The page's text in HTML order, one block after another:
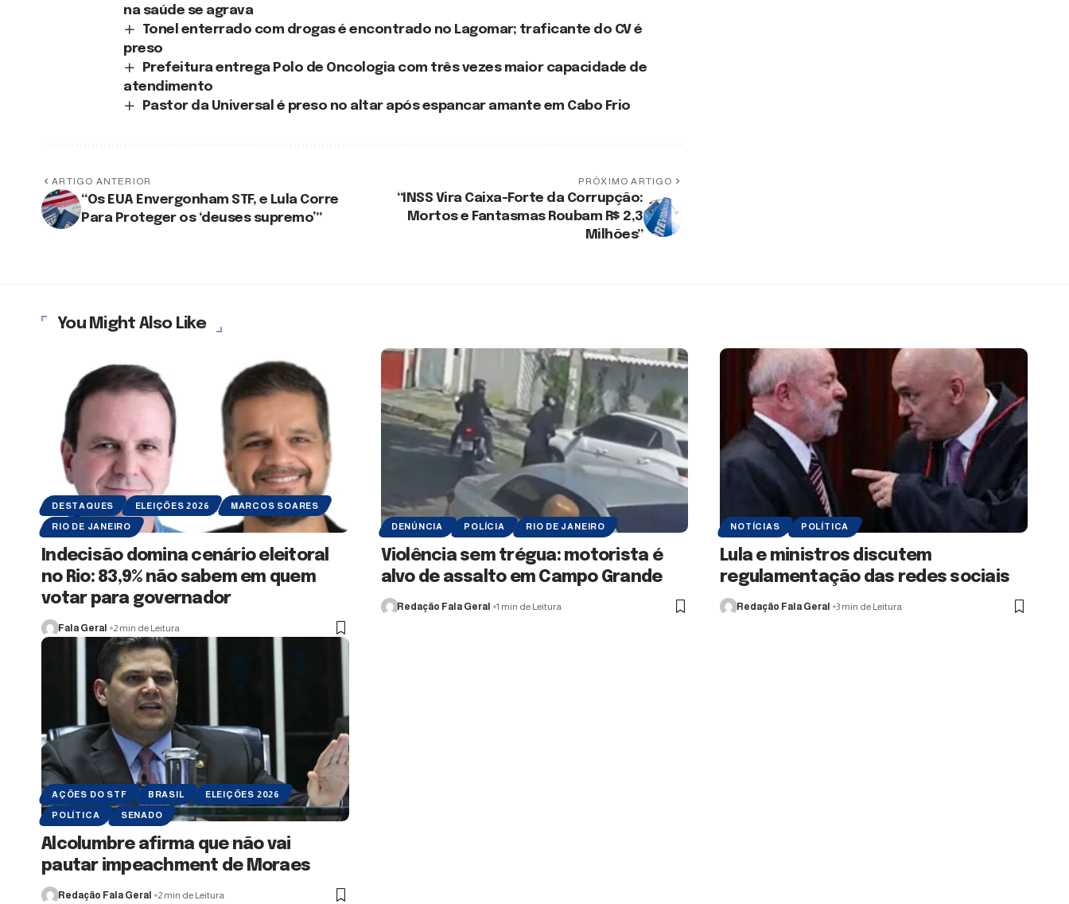
na saúde se agrava
Tonel enterrado com drogas é encontrado no Lagomar; traficante do CV é
preso
Prefeitura entrega Polo de Oncologia com três vezes maior capacidade de
atendimento
Pastor da Universal é preso no altar após espancar amante em Cabo Frio
ARTIGO ANTERIOR
“Os EUA Envergonham STF, e Lula Corre
Para Proteger os ‘deuses supremo’”
PRÓXIMO ARTIGO
“INSS Vira Caixa-Forte da Corrupção:
Mortos e Fantasmas Roubam R$ 2,3
Milhões”
You Might Also Like
DESTAQUES ELEIÇÕES 2026 MARCOS SOARES
RIO DE JANEIRO
Indecisão domina cenário eleitoral
no Rio: 83,9% não sabem em quem
votar para governador
Fala Geral 2 min de Leitura
DENÚNCIA POLÍCIA RIO DE JANEIRO
Violência sem trégua: motorista é
alvo de assalto em Campo Grande
Redação Fala Geral 1 min de Leitura
NOTÍCIAS POLÍTICA
Lula e ministros discutem
regulamentação das redes sociais
Redação Fala Geral 3 min de Leitura
AÇÕES DO STF BRASIL ELEIÇÕES 2026
POLÍTICA SENADO
Alcolumbre afirma que não vai
pautar impeachment de Moraes
Redação Fala Geral 2 min de Leitura